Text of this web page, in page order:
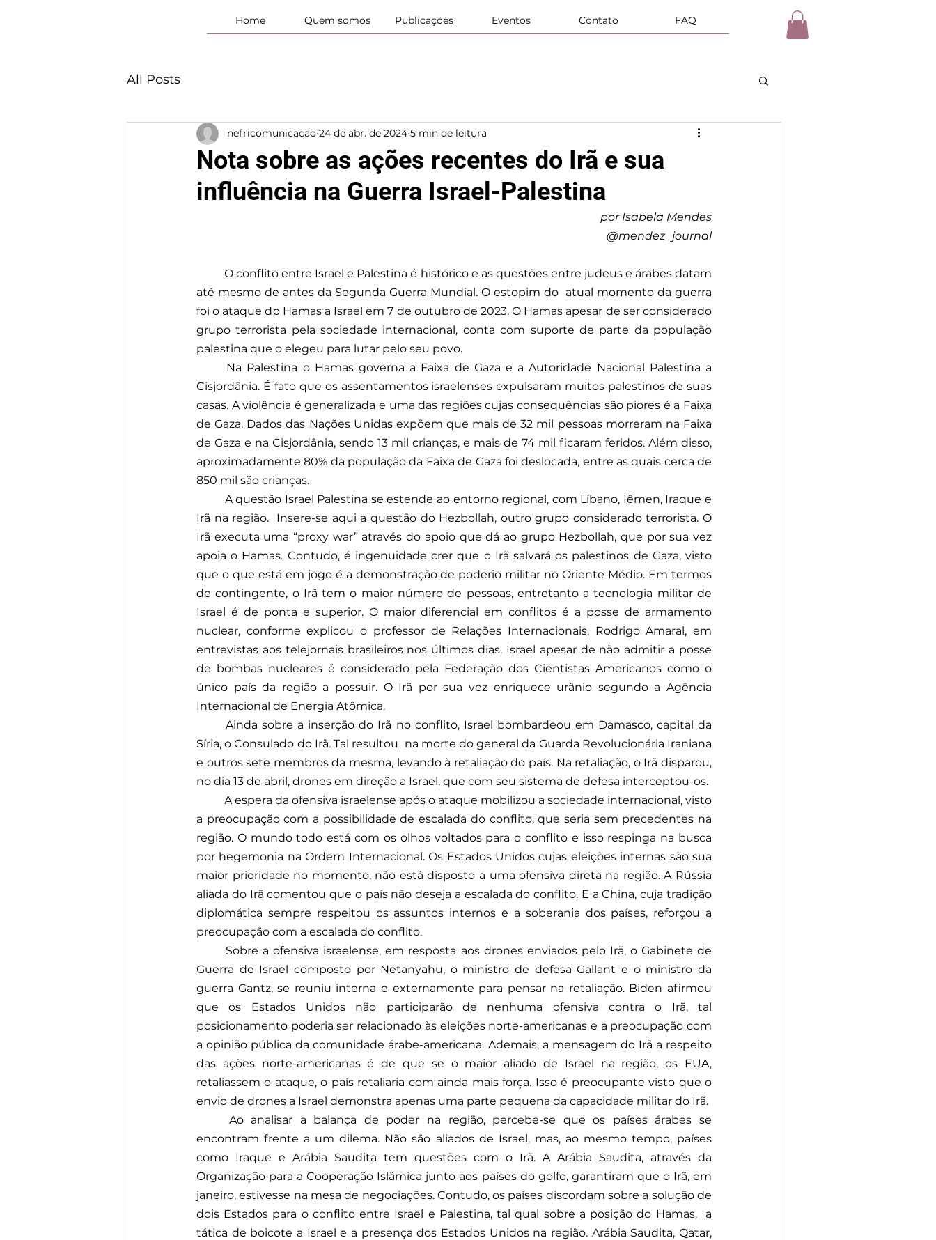
Home Quem somos Publicações Eventos Contato FAQ
All Posts
Nota sobre as ações recentes do Irã e sua
influência na Guerra Israel-Palestina
nefricomunicacao 24 de abr. de 2024 5 min de leitura
por Isabela Mendes
@mendez_journal
O conflito entre Israel e Palestina é histórico e as questões entre judeus e árabes datam
até mesmo de antes da Segunda Guerra Mundial. O estopim do  atual momento da guerra
foi o ataque do Hamas a Israel em 7 de outubro de 2023. O Hamas apesar de ser considerado
grupo terrorista pela sociedade internacional, conta com suporte de parte da população
palestina que o elegeu para lutar pelo seu povo.
Na Palestina o Hamas governa a Faixa de Gaza e a Autoridade Nacional Palestina a
Cisjordânia. É fato que os assentamentos israelenses expulsaram muitos palestinos de suas
casas. A violência é generalizada e uma das regiões cujas consequências são piores é a Faixa
de Gaza. Dados das Nações Unidas expõem que mais de 32 mil pessoas morreram na Faixa
de Gaza e na Cisjordânia, sendo 13 mil crianças, e mais de 74 mil ficaram feridos. Além disso,
aproximadamente 80% da população da Faixa de Gaza foi deslocada, entre as quais cerca de
850 mil são crianças.
A questão Israel Palestina se estende ao entorno regional, com Líbano, Iêmen, Iraque e
Irã na região.  Insere-se aqui a questão do Hezbollah, outro grupo considerado terrorista. O
Irã executa uma “proxy war” através do apoio que dá ao grupo Hezbollah, que por sua vez
apoia o Hamas. Contudo, é ingenuidade crer que o Irã salvará os palestinos de Gaza, visto
que o que está em jogo é a demonstração de poderio militar no Oriente Médio. Em termos
de contingente, o Irã tem o maior número de pessoas, entretanto a tecnologia militar de
Israel é de ponta e superior. O maior diferencial em conflitos é a posse de armamento
nuclear, conforme explicou o professor de Relações Internacionais, Rodrigo Amaral, em
entrevistas aos telejornais brasileiros nos últimos dias. Israel apesar de não admitir a posse
de bombas nucleares é considerado pela Federação dos Cientistas Americanos como o
único país da região a possuir. O Irã por sua vez enriquece urânio segundo a Agência
Internacional de Energia Atômica.
Ainda sobre a inserção do Irã no conflito, Israel bombardeou em Damasco, capital da
Síria, o Consulado do Irã. Tal resultou  na morte do general da Guarda Revolucionária Iraniana
e outros sete membros da mesma, levando à retaliação do país. Na retaliação, o Irã disparou,
no dia 13 de abril, drones em direção a Israel, que com seu sistema de defesa interceptou-os.
A espera da ofensiva israelense após o ataque mobilizou a sociedade internacional, visto
a preocupação com a possibilidade de escalada do conflito, que seria sem precedentes na
região. O mundo todo está com os olhos voltados para o conflito e isso respinga na busca
por hegemonia na Ordem Internacional. Os Estados Unidos cujas eleições internas são sua
maior prioridade no momento, não está disposto a uma ofensiva direta na região. A Rússia
aliada do Irã comentou que o país não deseja a escalada do conflito. E a China, cuja tradição
diplomática sempre respeitou os assuntos internos e a soberania dos países, reforçou a
preocupação com a escalada do conflito.
Sobre a ofensiva israelense, em resposta aos drones enviados pelo Irã, o Gabinete de
Guerra de Israel composto por Netanyahu, o ministro de defesa Gallant e o ministro da
guerra Gantz, se reuniu interna e externamente para pensar na retaliação. Biden afirmou
que os Estados Unidos não participarão de nenhuma ofensiva contra o Irã, tal
posicionamento poderia ser relacionado às eleições norte-americanas e a preocupação com
a opinião pública da comunidade árabe-americana. Ademais, a mensagem do Irã a respeito
das ações norte-americanas é de que se o maior aliado de Israel na região, os EUA,
retaliassem o ataque, o país retaliaria com ainda mais força. Isso é preocupante visto que o
envio de drones a Israel demonstra apenas uma parte pequena da capacidade militar do Irã.
Ao analisar a balança de poder na região, percebe-se que os países árabes se
encontram frente a um dilema. Não são aliados de Israel, mas, ao mesmo tempo, países
como Iraque e Arábia Saudita tem questões com o Irã. A Arábia Saudita, através da
Organização para a Cooperação Islâmica junto aos países do golfo, garantiram que o Irã, em
janeiro, estivesse na mesa de negociações. Contudo, os países discordam sobre a solução de
dois Estados para o conflito entre Israel e Palestina, tal qual sobre a posição do Hamas,  a
tática de boicote a Israel e a presença dos Estados Unidos na região. Arábia Saudita, Qatar,